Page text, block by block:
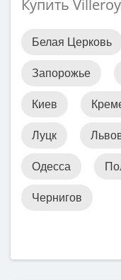
Купить
Белая Церковь
Запорожье
Киев
Луцк
Одесса
Чернигов